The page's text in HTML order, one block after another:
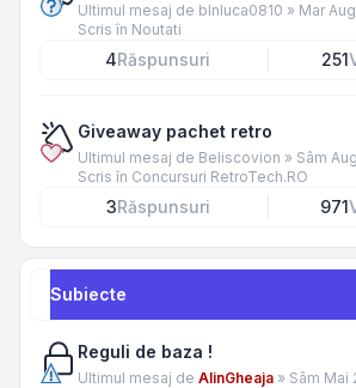
Ultimul mesaj de blnluca0810 » Mar
Scris în Noutati
4Răspunsuri 251
Giveaway pachet retro
Ultimul mesaj de Beliscovion » Sâm
Scris în Concursuri RetroTech.RO
3Răspunsuri 971
Subiecte
Reguli de baza !
Ultimul mesaj de AlinGheaja » Sâm Mai